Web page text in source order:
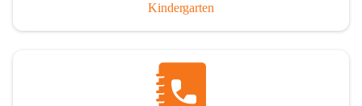
Kindergarten